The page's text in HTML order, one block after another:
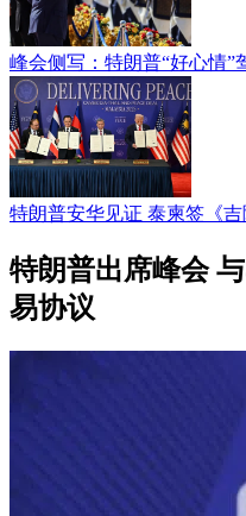
峰会侧写：特朗普“好心情”
特朗普安华见证 泰柬签《吉
特朗普出席峰会
易协议